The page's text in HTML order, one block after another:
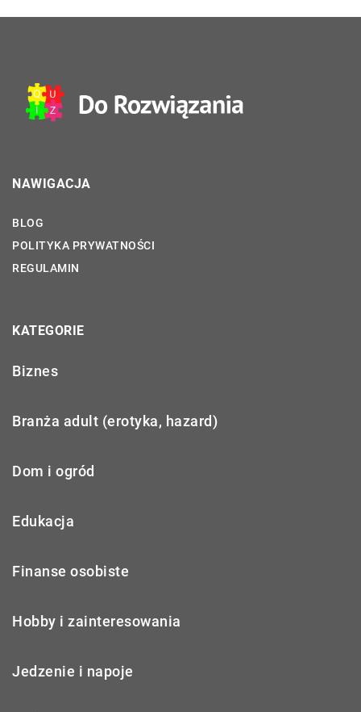
NAWIGACJA
BLOG
POLITYKA PRYWATNOŚCI
REGULAMIN
KATEGORIE
Biznes
Branża adult (erotyka, hazard)
Dom i ogród
Edukacja
Finanse osobiste
Hobby i zainteresowania
Jedzenie i napoje